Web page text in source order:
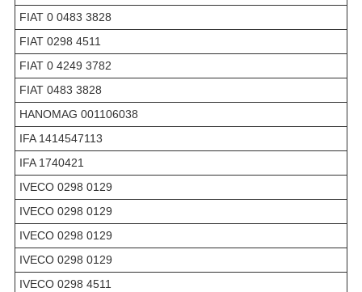
FIAT 0 0483 3828
FIAT 0298 4511
FIAT 0 4249 3782
FIAT 0483 3828
HANOMAG 001106038
IFA 1414547113
IFA 1740421
IVECO 0298 0129
IVECO 0298 0129
IVECO 0298 0129
IVECO 0298 0129
IVECO 0298 4511